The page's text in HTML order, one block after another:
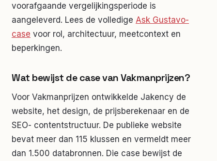
voorafgaande vergelijkingsperiode is
aangeleverd. Lees de volledige Ask Gustavo-
case voor rol, architectuur, meetcontext en
beperkingen.
Wat bewijst de case van Vakmanprijzen?
Voor Vakmanprijzen ontwikkelde Jakency de
website, het design, de prijsberekenaar en de
SEO- contentstructuur. De publieke website
bevat meer dan 115 klussen en vermeldt meer
dan 1.500 databronnen. Die case bewijst de